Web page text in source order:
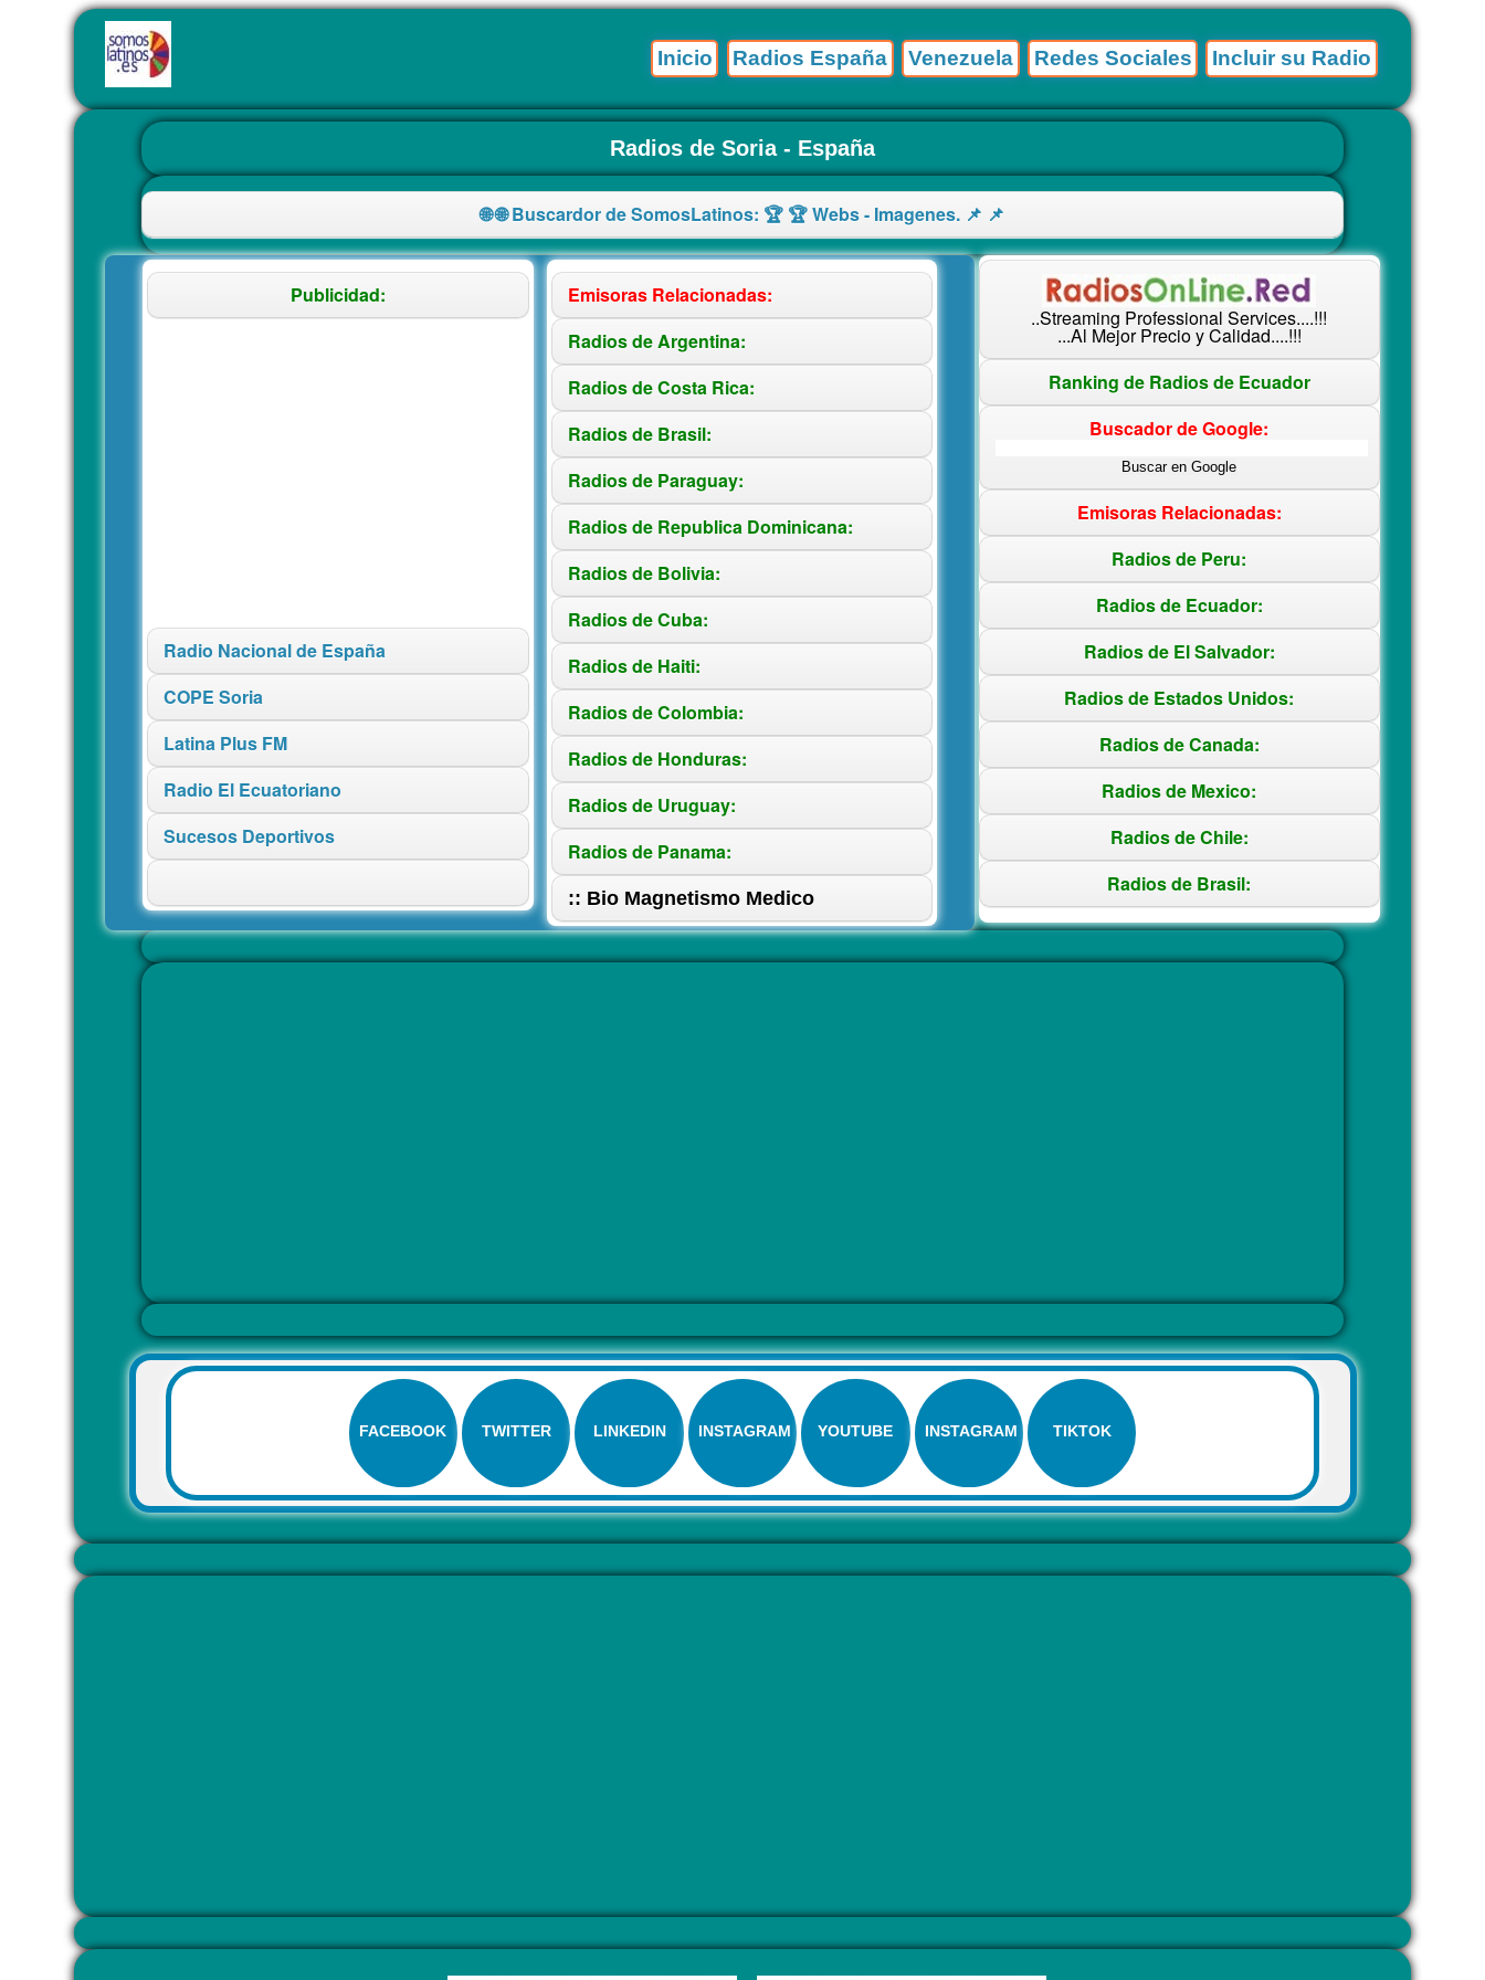
Inicio Radios España Venezuela Redes Sociales Incluir su Radio
Radios de Soria - España
🌐 🌐 Buscardor de SomosLatinos: 🏆 🏆 Webs - Imagenes. 📌 📌
Publicidad:
Radio Nacional de España
COPE Soria
Latina Plus FM
Radio El Ecuatoriano
Sucesos Deportivos
Emisoras Relacionadas:
Radios de Argentina:
Radios de Costa Rica:
Radios de Brasil:
Radios de Paraguay:
Radios de Republica Dominicana:
Radios de Bolivia:
Radios de Cuba:
Radios de Haiti:
Radios de Colombia:
Radios de Honduras:
Radios de Uruguay:
Radios de Panama:
:: Bio Magnetismo Medico
..Streaming Professional Services....!!!
...Al Mejor Precio y Calidad....!!!
Ranking de Radios de Ecuador
Buscador de Google:
Emisoras Relacionadas:
Radios de Peru:
Radios de Ecuador:
Radios de El Salvador:
Radios de Estados Unidos:
Radios de Canada:
Radios de Mexico:
Radios de Chile:
Radios de Brasil:
FACEBOOK TWITTER LINKEDIN INSTAGRAM YOUTUBE INSTAGRAM TIKTOK